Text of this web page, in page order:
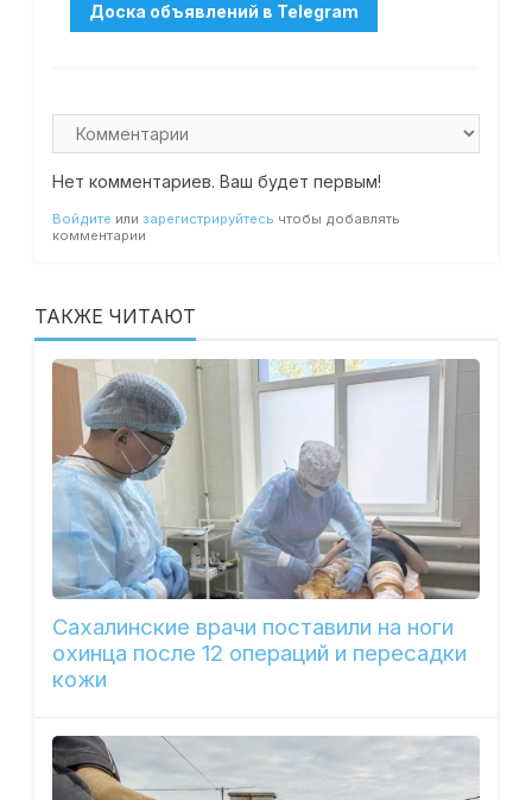
Нет комментариев. Ваш будет первым!
Войдите или зарегистрируйтесь чтобы добавлять
комментарии
ТАКЖЕ ЧИТАЮТ
Сахалинские врачи поставили на ноги
охинца после 12 операций и пересадки
кожи